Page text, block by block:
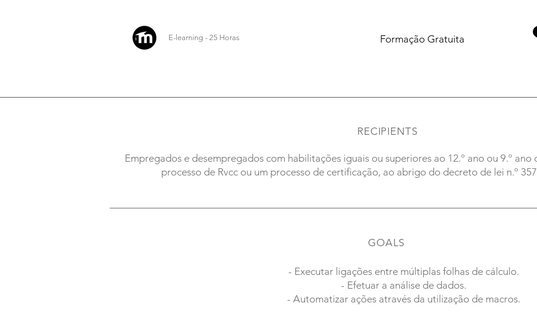
E-learning - 25 Horas Formação Gratuita
RECIPIENTS
Empregados e desempregados com habilitações iguais ou superiores ao 12.º ano ou 9.º
processo de Rvcc ou um processo de certificação, ao abrigo do decreto de lei n.º
GOALS
- Executar ligações entre múltiplas folhas de cálculo.
- Efetuar a análise de dados.
- Automatizar ações através da utilização de macros.